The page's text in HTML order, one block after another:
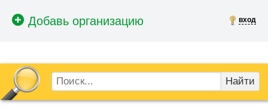
вход
Найти